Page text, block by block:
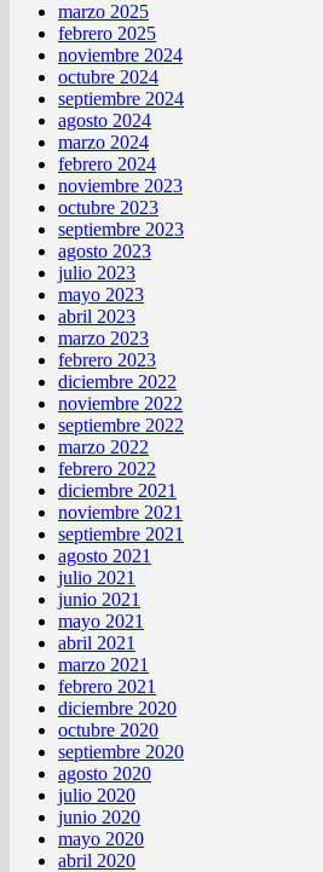
marzo 2025
febrero 2025
noviembre 2024
octubre 2024
septiembre 2024
agosto 2024
marzo 2024
febrero 2024
noviembre 2023
octubre 2023
septiembre 2023
agosto 2023
julio 2023
mayo 2023
abril 2023
marzo 2023
febrero 2023
diciembre 2022
noviembre 2022
septiembre 2022
marzo 2022
febrero 2022
diciembre 2021
noviembre 2021
septiembre 2021
agosto 2021
julio 2021
junio 2021
mayo 2021
abril 2021
marzo 2021
febrero 2021
diciembre 2020
octubre 2020
septiembre 2020
agosto 2020
julio 2020
junio 2020
mayo 2020
abril 2020